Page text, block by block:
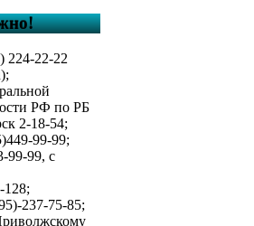
224-22-22
РФ по РБ
2-18-54;
99-99;
99-99, с
237-75-85;